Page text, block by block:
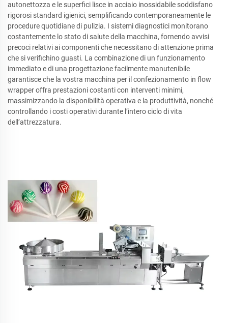
autonettozza e le superfici lisce in acciaio inossidabile soddisfano
rigorosi standard igienici, semplificando contemporaneamente le
procedure quotidiane di pulizia. I sistemi diagnostici monitorano
costantemente lo stato di salute della macchina, fornendo avvisi
precoci relativi ai componenti che necessitano di attenzione prima
che si verifichino guasti. La combinazione di un funzionamento
immediato e di una progettazione facilmente manutenibile
garantisce che la vostra macchina per il confezionamento in flow
wrapper offra prestazioni costanti con interventi minimi,
massimizzando la disponibilità operativa e la produttività, nonché
controllando i costi operativi durante l’intero ciclo di vita
dell’attrezzatura.